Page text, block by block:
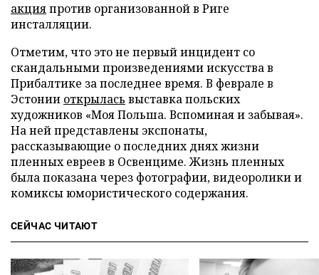
акцияпротив организованной в Риге
инсталляции.
Отметим, что это не первый инцидент со
скандальными произведениями искусства в
Прибалтике за последнее время. В феврале в
Эстонии открылась выставка польских
художников «Моя Польша. Вспоминая и забывая».
На ней представлены экспонаты,
рассказывающие о последних днях жизни
пленных евреев в Освенциме. Жизнь пленных
была показана через фотографии, видеоролики и
комиксы юмористического содержания.
СЕЙЧАС ЧИТАЮТ